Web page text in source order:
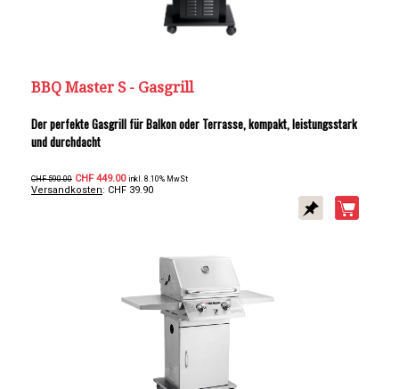
BBQ Master S - Gasgrill
Der perfekte Gasgrill für Balkon oder Terrasse, kompakt, leistungsstark
und durchdacht
CHF 590.00 CHF 449.00 inkl. 8.10% MwSt
Versandkosten: CHF 39.90